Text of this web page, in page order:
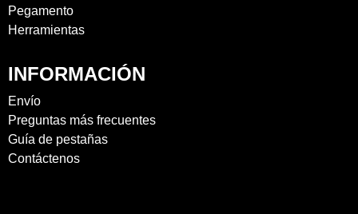
Pegamento
Herramientas
INFORMACIÓN
Envío
Preguntas más frecuentes
Guía de pestañas
Contáctenos